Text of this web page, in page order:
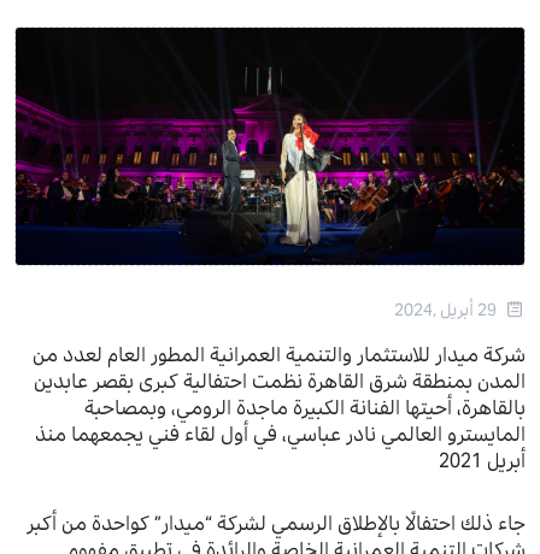
شركة ميدار للاستثمار والتنمية العمرانية المطور العام لعدد من
المدن بمنطقة شرق القاهرة نظمت احتفالية كبرى بقصر عابدين
بالقاهرة، أحيتها الفنانة الكبيرة ماجدة الرومي، وبمصاحبة
المايسترو العالمي نادر عباسي، في أول لقاء فني يجمعهما منذ
أبريل 2021
جاء ذلك احتفالًا بالإطلاق الرسمي لشركة “ميدار” كواحدة من أكبر